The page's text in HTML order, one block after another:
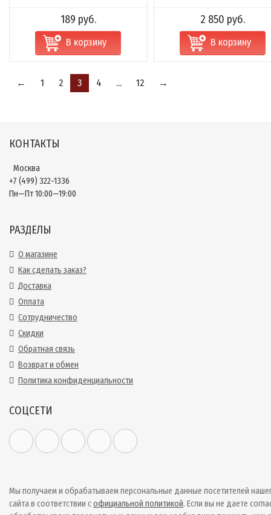
189 руб.
В корзину
2 850 руб.
В корзину
← 1 2 3 4 ... 12 →
КОНТАКТЫ
Москва
+7 (499) 322-1336
Пн—Пт 10:00—19:00
РАЗДЕЛЫ
О магазине
Как сделать заказ?
Доставка
Оплата
Сотрудничество
Скидки
Обратная связь
Возврат и обмен
Политика конфиденциальности
СОЦСЕТИ
Мы получаем и обрабатываем персональные данные посетителей
сайта в соответствии софициальной политикой. Если вы не даете